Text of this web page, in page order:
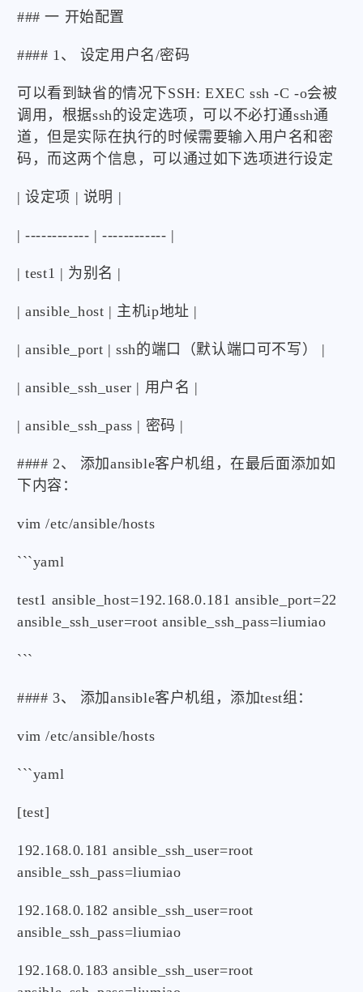
### 一 开始配置
#### 1、 设定用户名/密码
可以看到缺省的情况下SSH: EXEC ssh -C -o会被
调用，根据ssh的设定选项，可以不必打通ssh通
道，但是实际在执行的时候需要输入用户名和密
码，而这两个信息，可以通过如下选项进行设定
| 设定项 | 说明 |
| ------------ | ------------ |
| test1 | 为别名 |
| ansible_host | 主机ip地址 |
| ansible_port | ssh的端口（默认端口可不写） |
| ansible_ssh_user | 用户名 |
| ansible_ssh_pass | 密码 |
#### 2、 添加ansible客户机组，在最后面添加如
下内容：
vim /etc/ansible/hosts
```yaml
test1 ansible_host=192.168.0.181 ansible_port=22
ansible_ssh_user=root ansible_ssh_pass=liumiao
```
#### 3、 添加ansible客户机组，添加test组：
vim /etc/ansible/hosts
```yaml
[test]
192.168.0.181 ansible_ssh_user=root
ansible_ssh_pass=liumiao
192.168.0.182 ansible_ssh_user=root
ansible_ssh_pass=liumiao
192.168.0.183 ansible_ssh_user=root